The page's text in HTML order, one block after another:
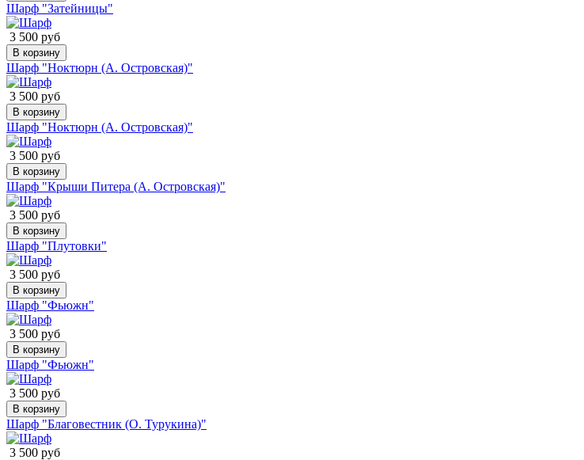
Шарф "Затейницы"
3 500 руб
В корзину
Шарф "Ноктюрн (А. Островская)"
3 500 руб
В корзину
Шарф "Ноктюрн (А. Островская)"
3 500 руб
В корзину
Шарф "Крыши Питера (А. Островская)"
3 500 руб
В корзину
Шарф "Плутовки"
3 500 руб
В корзину
Шарф "Фьюжн"
3 500 руб
В корзину
Шарф "Фьюжн"
3 500 руб
В корзину
Шарф "Благовестник (О. Турукина)"
3 500 руб